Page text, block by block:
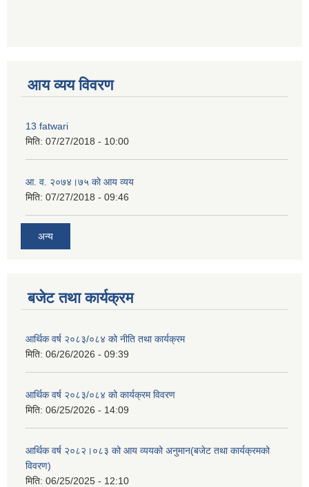
आय व्यय विवरण
13 fatwari
मिति: 07/27/2018 - 10:00
आ‍. व. २०७४।७५ काे आय व्यय
मिति: 07/27/2018 - 09:46
अन्य
बजेट तथा कार्यक्रम
आर्थिक वर्ष २०८३/०८४ को नीति तथा कार्यक्रम
मिति: 06/26/2026 - 09:39
आर्थिक वर्ष २०८३/०८४ को कार्यक्रम विवरण
मिति: 06/25/2026 - 14:09
आर्थिक वर्ष २०८२।०८३ को आय व्ययको अनुमान(बजेट तथा कार्यक्रमको
विवरण)
मिति: 06/25/2025 - 12:10